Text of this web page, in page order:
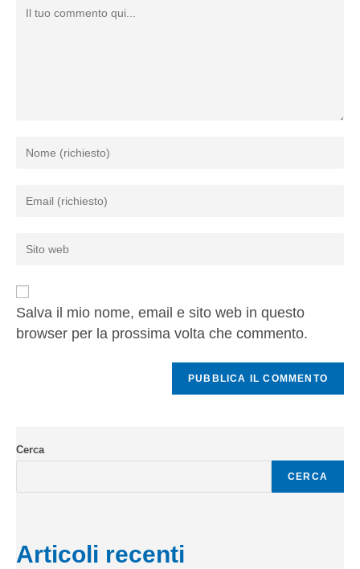
Salva il mio nome, email e sito web in questo
browser per la prossima volta che commento.
Cerca
CERCA
Articoli recenti